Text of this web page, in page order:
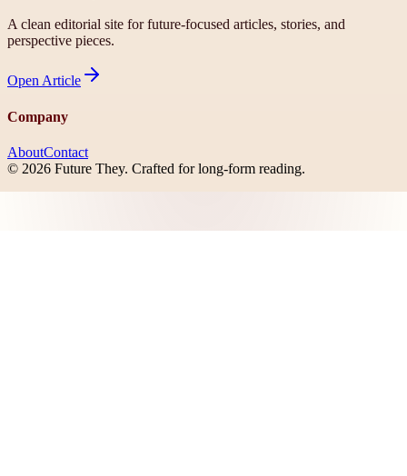
A clean editorial site for future-focused articles, stories, and
perspective pieces.
Open Article
Company
AboutContact
© 2026 Future They. Crafted for long-form reading.